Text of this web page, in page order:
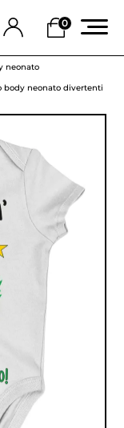
0
neonato
body neonato divertenti